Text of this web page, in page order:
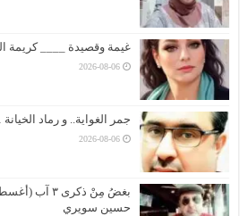
غيمة وقصيدة ____ كريمة
2026-08-06
جمر الغواية.. و رماد
2026-08-06
حسين سويري